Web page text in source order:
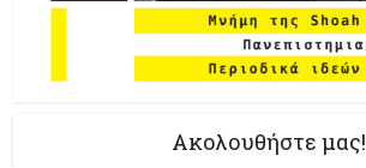
Ακολουθήστε μας!